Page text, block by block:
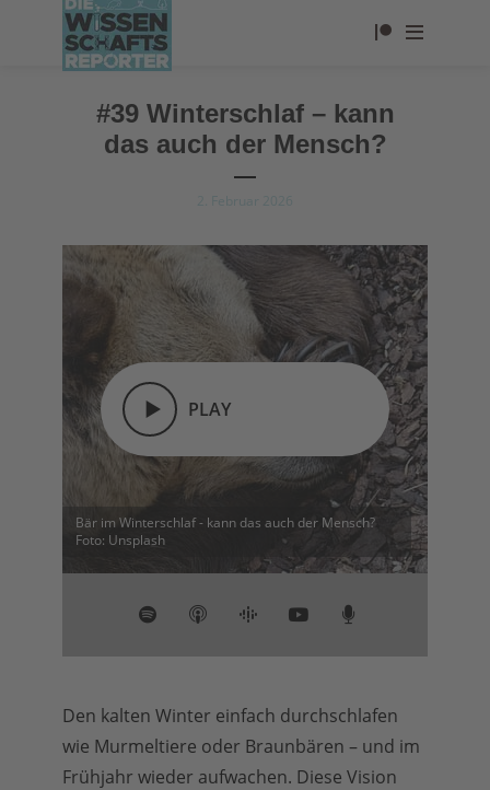
#39 Winterschlaf – kann
das auch der Mensch?
2. Februar 2026
PLAY
Bär im Winterschlaf - kann das auch der Mensch?
Foto: Unsplash
Den kalten Winter einfach durchschlafen
wie Murmeltiere oder Braunbären – und im
Frühjahr wieder aufwachen. Diese Vision